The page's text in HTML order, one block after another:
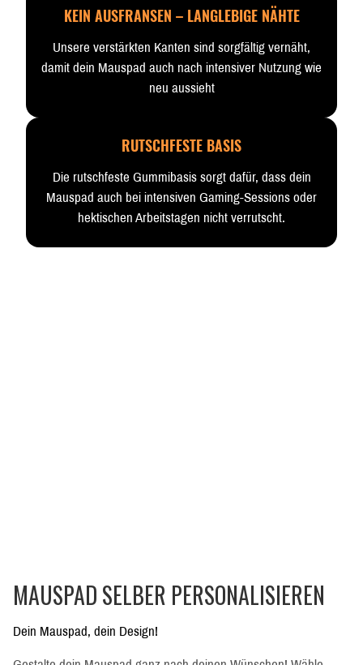
KEIN AUSFRANSEN – LANGLEBIGE NÄHTE
Unsere verstärkten Kanten sind sorgfältig vernäht,
damit dein Mauspad auch nach intensiver Nutzung wie
neu aussieht
RUTSCHFESTE BASIS
Die rutschfeste Gummibasis sorgt dafür, dass dein
Mauspad auch bei intensiven Gaming-Sessions oder
hektischen Arbeitstagen nicht verrutscht.
MAUSPAD SELBER PERSONALISIEREN
Dein Mauspad, dein Design!